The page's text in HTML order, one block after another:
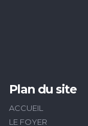
Plan du site
ACCUEIL
LE FOYER